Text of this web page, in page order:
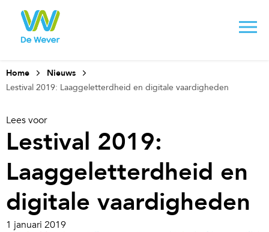
Home
Nieuws
Lestival 2019: Laaggeletterdheid en digitale vaardigheden
Lees voor
Lestival 2019:
Laaggeletterdheid en
digitale vaardigheden
1 januari 2019